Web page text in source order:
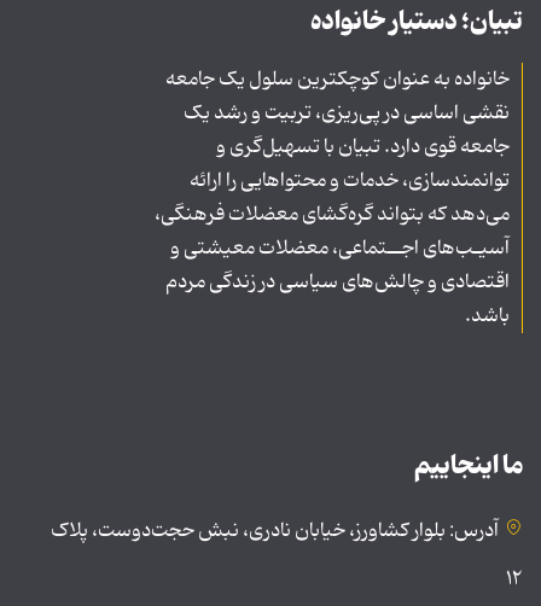
تبیان؛ دستیار خانواده
خانواده به عنوان کوچکترین سلول یک جامعه
نقشی اساسی در پی‌ریزی، تربیت و رشد یک
جامعه قوی دارد. تبیان با تسهیل‌گری و
توانمندسازی، خدمات و محتواهایی را ارائه
می‌دهد که بتواند گره‌گشای معضلات فرهنگی،
آسیـب‌های اجــتماعی، معضلات معیشتی و
اقتصادی و چالش‌های سیاسی در زندگی مردم
باشد.
ما اینجاییم
آدرس: بلوار کشاورز، خیابان نادری، نبش حجت‌دوست، پلاک
۱۲